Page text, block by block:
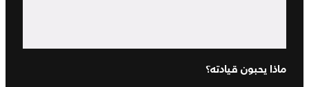
ماذا يحبون قيادته؟